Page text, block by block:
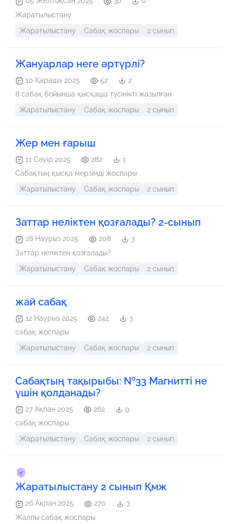
Жаратылыстану
Жаратылыстану
Сабақ жоспары 2 сынып
Жануарлар неге әртүрлі?
10 Қараша 2025 52
2
8 сабақ бойынша қысқаша түсінікті жазылған
Жаратылыстану
Сабақ жоспары 2 сынып
Жер мен ғарыш
11 Сәуір 2025 282
1
Сабақтың қысқа мерзімді жоспары
Жаратылыстану
Сабақ жоспары 2 сынып
Заттар неліктен қозғалады? 2-сынып
28 Наурыз 2025 208
3
Заттар неліктен қозғалады?
Жаратылыстану
Сабақ жоспары 2 сынып
жай сабақ
12 Наурыз 2025 242
3
сабақ жоспары
Жаратылыстану
Сабақ жоспары 2 сынып
Сабақтың тақырыбы: №33 Магнитті не
үшін қолданады?
27 Ақпан 2025 262
9
сабақ жоспары
Жаратылыстану
Сабақ жоспары 2 сынып
Жаратылыстану 2 сынып Қмж
26 Ақпан 2025 270
3
Жалпы сабақ жоспары